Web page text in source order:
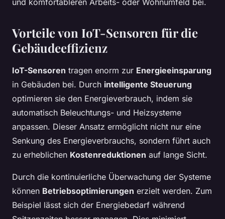
und komfortableren Arbeits- oder Wohnumfeld bei.
Vorteile von IoT-Sensoren für die
Gebäudeeffizienz
IoT-Sensoren tragen enorm zur Energieeinsparung
in Gebäuden bei. Durch intelligente Steuerung
optimieren sie den Energieverbrauch, indem sie
automatisch Beleuchtungs- und Heizsysteme
anpassen. Dieser Ansatz ermöglicht nicht nur eine
Senkung des Energieverbrauchs, sondern führt auch
zu erheblichen Kostenreduktionen auf lange Sicht.
Durch die kontinuierliche Überwachung der Systeme
können Betriebsoptimierungen erzielt werden. Zum
Beispiel lässt sich der Energiebedarf während